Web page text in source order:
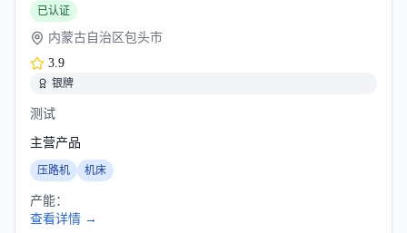
已认证
内蒙古自治区包头市
3.9
银牌
测试
主营产品
压路机 机床
产能：
查看详情 →